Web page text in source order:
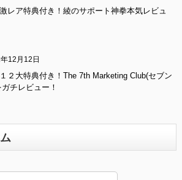
レア特典付き！綾のサポート神拳本気レビュ
12月12日
２大特典付き！The 7th Marketing Club(セブン
ガチレビュー！